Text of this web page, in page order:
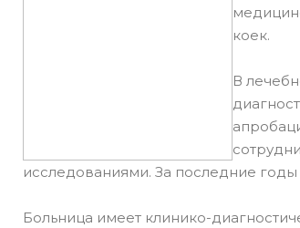
коек.
В
исследованиями. За последние
Больница имеет клинико-